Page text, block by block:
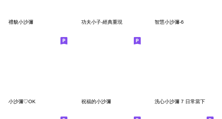
禮貌小沙彌 功夫小子-經典重現 智慧小沙彌-6
小沙彌♡OK 祝福的小沙彌 洗心小沙彌 7 日常當下